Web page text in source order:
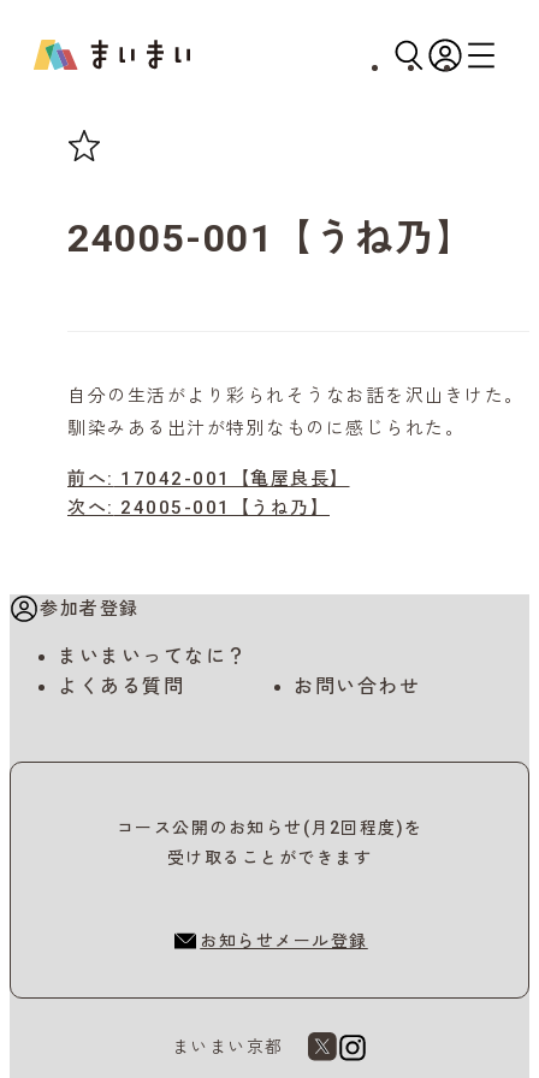
24005-001【うね乃】
自分の生活がより彩られそうなお話を沢山きけた。
馴染みある出汁が特別なものに感じられた。
投
ビ
ゲ
前へ: 17042-001【亀屋良長】
次へ: 24005-001【うね乃】
参加者登録
まいまいってなに？
よくある質問
お問い合わせ
コース公開のお知らせ(月2回程度)を
受け取ることができます
お知らせメール登録
まいまい京都